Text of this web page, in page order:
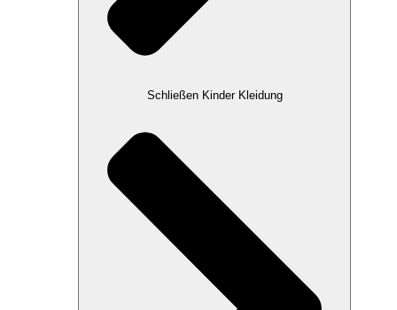
Schließen Kinder Kleidung